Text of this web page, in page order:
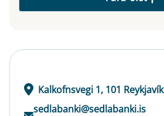
Kalkofnsvegi 1, 101 Reykjavík
sedlabanki@sedlabanki.is